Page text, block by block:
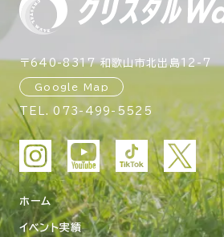
〒640-8317 和歌山市北出島12-7
Google Map
TEL.073-499-5525
ホーム
イベント実績